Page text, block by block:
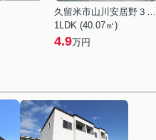
久留米市山川安居野３丁目
1LDK (40.07㎡)
4.9万円